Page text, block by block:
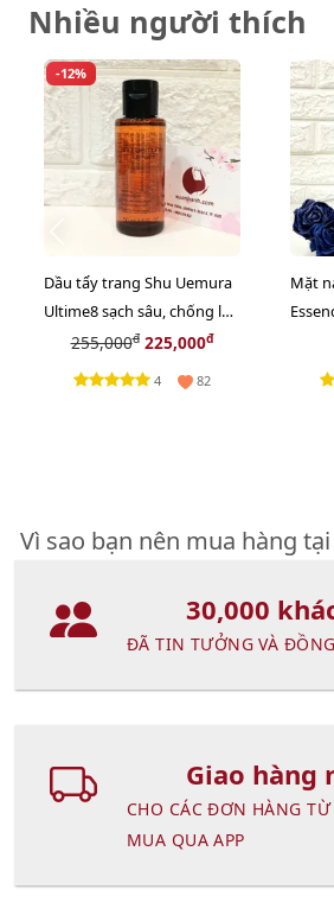
Nhiều người thích
-12%
Dầu tẩy trang Shu Uemura
Ultime8 sạch sâu, chống lão
hóa cao cấp nhất - 50ml
255,000đ225,000đ
4 82
Mặt
Vì sao bạn nên mua hàng
30,000
ĐÃ TIN TƯỞNG VÀ
Giao hàng
CHO CÁC ĐƠN HÀNG
MUA QUA APP